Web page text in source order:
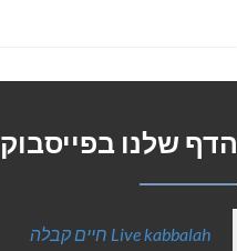
הדף שלנו בפייסבוק
‎Live kabbalah חיים קבלה‎